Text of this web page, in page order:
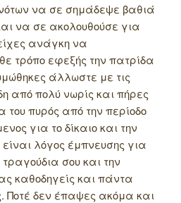
να σε σημάδεψε βαθιά
να σε ακολουθούσε για
ανάγκη να
τρόπο εφεξής την πατρίδα
άλλωστε με τις
από πολύ νωρίς και πήρες
του πυρός από την περίοδο
για το δίκαιο και την
λόγος έμπνευσης για
σου και την
καθοδηγείς και πάντα
Ποτέ δεν έπαψες ακόμα και